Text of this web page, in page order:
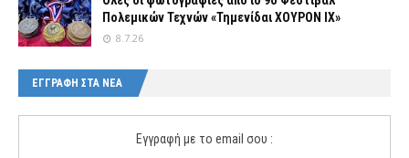
Πολεμικών Τεχνών «Τημενίδαι ΧΟΥΡΟΝ ΙΧ»
8.7.26
ΕΓΓΡΑΦΗ ΣΤΑ ΝΕΑ
Εγγραφή με το email σου :